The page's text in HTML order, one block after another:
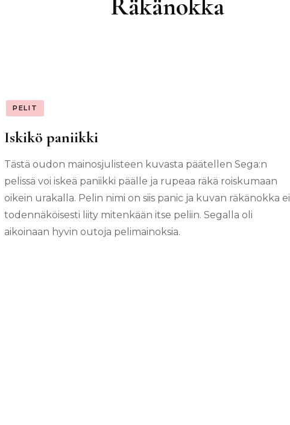
PELIT
Iskikö paniikki
Tästä oudon mainosjulisteen kuvasta päätellen Sega:n
pelissä voi iskeä paniikki päälle ja rupeaa räkä roiskumaan
oikein urakalla. Pelin nimi on siis panic ja kuvan räkänokka ei
todennäköisesti liity mitenkään itse peliin. Segalla oli
aikoinaan hyvin outoja pelimainoksia.